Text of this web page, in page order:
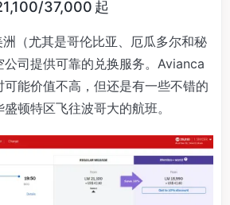
37,000 起
（尤其是哥伦比亚、厄瓜多尔和秘
司提供可靠的兑换服务。Avianca
可能价值不高，但还是有一些不错的
顿特区飞往波哥大的航班。